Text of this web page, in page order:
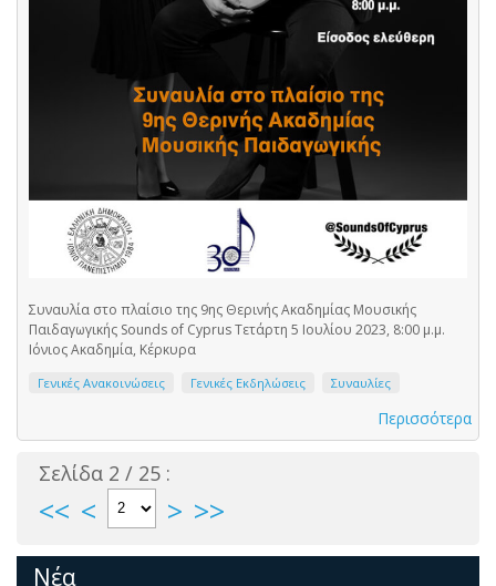
Συναυλία στο πλαίσιο της 9ης Θερινής Ακαδημίας Μουσικής
Παιδαγωγικής Sounds of Cyprus Τετάρτη 5 Ιουλίου 2023, 8:00 μ.μ.
Ιόνιος Ακαδημία, Κέρκυρα
Γενικές Ανακοινώσεις Γενικές Εκδηλώσεις Συναυλίες
Περισσότερα
Σελίδα 2 / 25 :
<< < > >>
Νέα